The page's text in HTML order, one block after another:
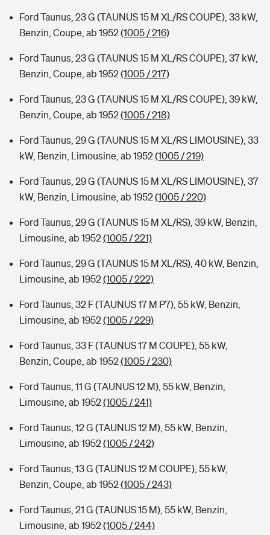
Ford Taunus, 23 G (TAUNUS 15 M XL/RS COUPE), 33 kW,
Benzin, Coupe, ab 1952(1005 / 216)
Ford Taunus, 23 G (TAUNUS 15 M XL/RS COUPE), 37 kW,
Benzin, Coupe, ab 1952(1005 / 217)
Ford Taunus, 23 G (TAUNUS 15 M XL/RS COUPE), 39 kW,
Benzin, Coupe, ab 1952(1005 / 218)
Ford Taunus, 29 G (TAUNUS 15 M XL/RS LIMOUSINE), 33
kW, Benzin, Limousine, ab 1952(1005 / 219)
Ford Taunus, 29 G (TAUNUS 15 M XL/RS LIMOUSINE), 37
kW, Benzin, Limousine, ab 1952(1005 / 220)
Ford Taunus, 29 G (TAUNUS 15 M XL/RS), 39 kW, Benzin,
Limousine, ab 1952(1005 / 221)
Ford Taunus, 29 G (TAUNUS 15 M XL/RS), 40 kW, Benzin,
Limousine, ab 1952(1005 / 222)
Ford Taunus, 32 F (TAUNUS 17 M P7), 55 kW, Benzin,
Limousine, ab 1952(1005 / 229)
Ford Taunus, 33 F (TAUNUS 17 M COUPE), 55 kW,
Benzin, Coupe, ab 1952(1005 / 230)
Ford Taunus, 11 G (TAUNUS 12 M), 55 kW, Benzin,
Limousine, ab 1952(1005 / 241)
Ford Taunus, 12 G (TAUNUS 12 M), 55 kW, Benzin,
Limousine, ab 1952(1005 / 242)
Ford Taunus, 13 G (TAUNUS 12 M COUPE), 55 kW,
Benzin, Coupe, ab 1952(1005 / 243)
Ford Taunus, 21 G (TAUNUS 15 M), 55 kW, Benzin,
Limousine, ab 1952(1005 / 244)